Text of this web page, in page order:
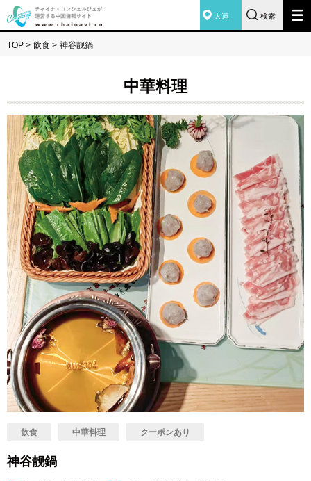
大連 検索
TOP > 飲食 > 神谷靓鍋
中華料理
飲食 中華料理 クーポンあり
神谷靓鍋